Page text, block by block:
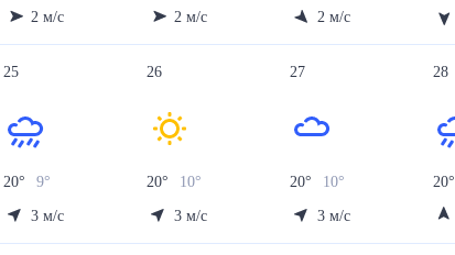
2 м/с
2 м/с
2 м/с
25
20° 9
3 м/с
26
20° 10°
3 м/с
27
20° 10°
3 м/с
28
20°